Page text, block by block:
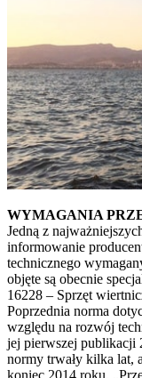
WYMAGANIA
Jedną z
informowanie
technicznego
objęte są obecnie
16228 – Sprzęt
Poprzednia norma
względu na rozwój
jej pierwszej publikacji
normy trwały kilka lat,